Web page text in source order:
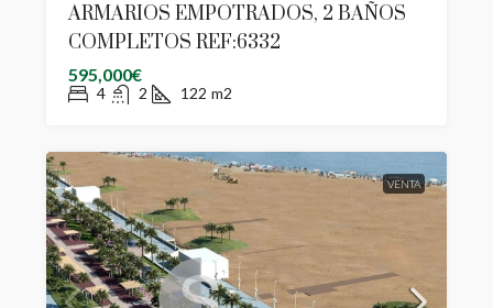
ARMARIOS EMPOTRADOS, 2 BAÑOS
COMPLETOS REF:6332
595,000€
4 2 122 m2
VENTA